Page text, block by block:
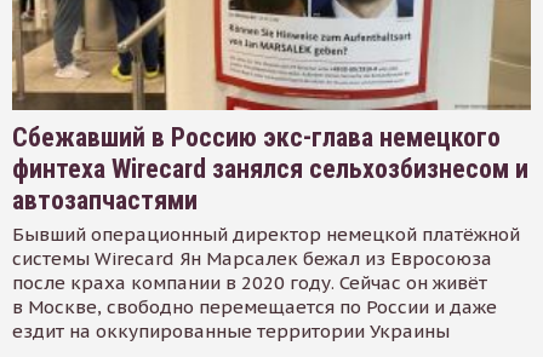
Сбежавший в Россию экс-глава немецкого
финтеха Wirecard занялся сельхозбизнесом и
автозапчастями
Бывший операционный директор немецкой платёжной
системы Wirecard Ян Марсалек бежал из Евросоюза
после краха компании в 2020 году. Сейчас он живёт
в Москве, свободно перемещается по России и даже
ездит на оккупированные территории Украины